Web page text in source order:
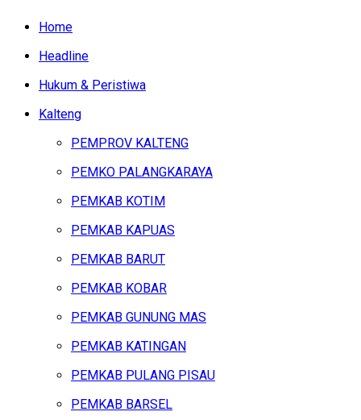
Home
Headline
Hukum & Peristiwa
Kalteng
PEMPROV KALTENG
PEMKO PALANGKARAYA
PEMKAB KOTIM
PEMKAB KAPUAS
PEMKAB BARUT
PEMKAB KOBAR
PEMKAB GUNUNG MAS
PEMKAB KATINGAN
PEMKAB PULANG PISAU
PEMKAB BARSEL